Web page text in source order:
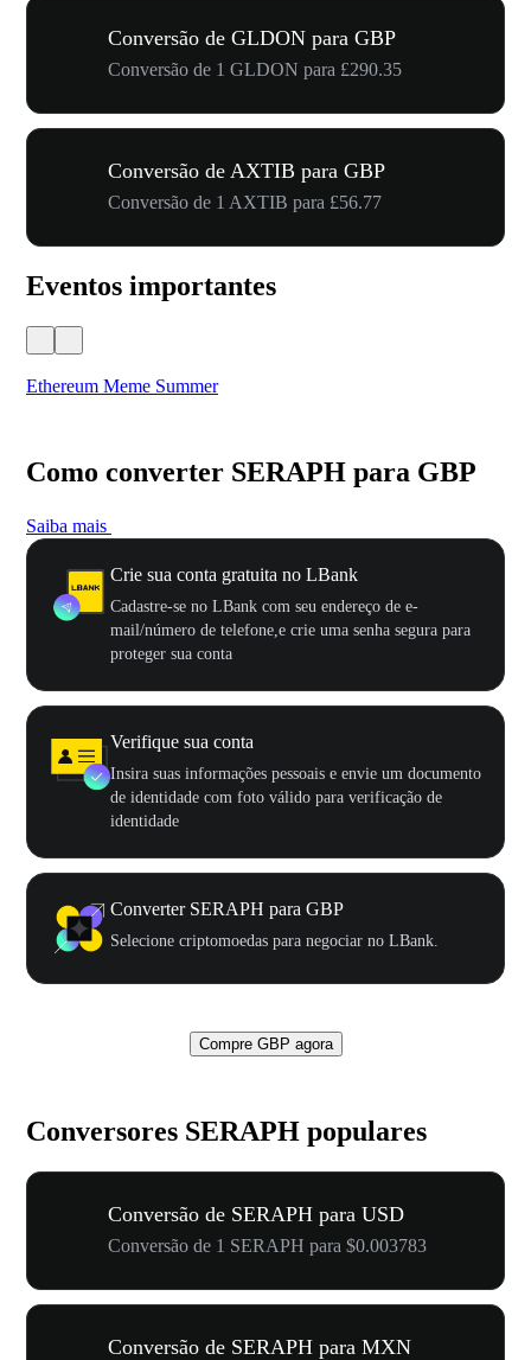
Conversão de GLDON para GBP
Conversão de 1 GLDON para £290.35
Conversão de AXTIB para GBP
Conversão de 1 AXTIB para £56.77
Eventos importantes
Ethereum Meme Summer
Como converter SERAPH para GBP
Saiba mais
Crie sua conta gratuita no LBank
Cadastre-se no LBank com seu endereço de e-
mail/número de telefone,e crie uma senha segura para
proteger sua conta
Verifique sua conta
Insira suas informações pessoais e envie um documento
de identidade com foto válido para verificação de
identidade
Converter SERAPH para GBP
Selecione criptomoedas para negociar no LBank.
Compre GBP agora
Conversores SERAPH populares
Conversão de SERAPH para USD
Conversão de 1 SERAPH para $0.003783
Conversão de SERAPH para MXN